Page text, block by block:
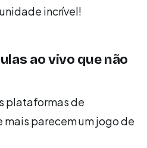
incrível!
ao vivo que não
plataformas de
parecem um jogo de